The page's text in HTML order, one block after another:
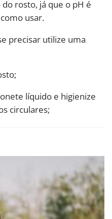
rosto, já que o pH é
usar.
precisar utilize uma
líquido e higienize
circulares;